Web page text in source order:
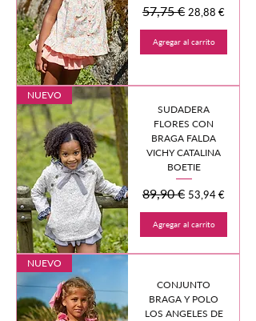
Precio
57,75 € Precio de oferta
28,88 €
Agregar al carrito
NUEVO
SUDADERA
FLORES CON
BRAGA FALDA
VICHY CATALINA
BOETIE
Precio
89,90 € Precio de oferta
53,94 €
Agregar al carrito
NUEVO
CONJUNTO
BRAGA Y POLO
LOS ANGELES DE